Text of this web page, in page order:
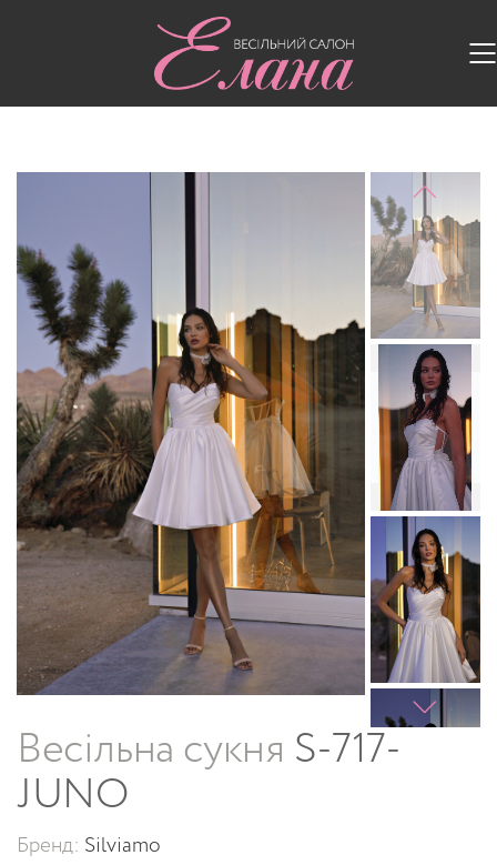
Весільні сукні/
Весільна сукня S-717-
JUNO
Бренд: Silviamo